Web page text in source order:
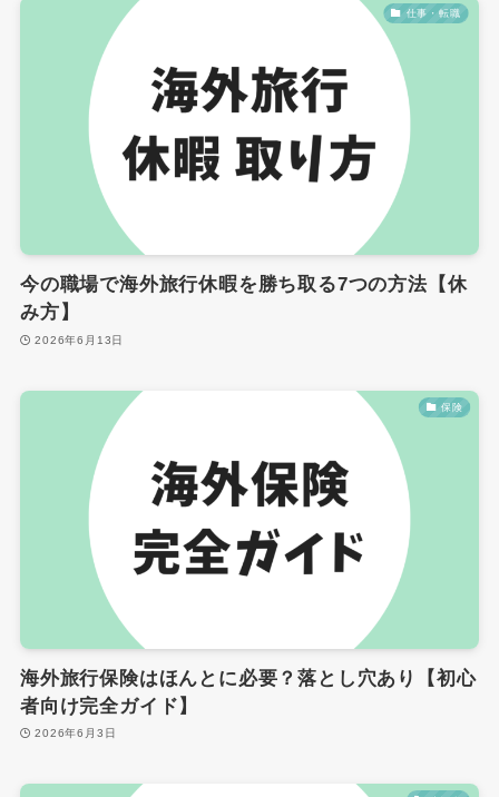
仕事・転職
今の職場で海外旅行休暇を勝ち取る7つの方法【休
み方】
2026年6月13日
保険
海外旅行保険はほんとに必要？落とし穴あり【初心
者向け完全ガイド】
2026年6月3日